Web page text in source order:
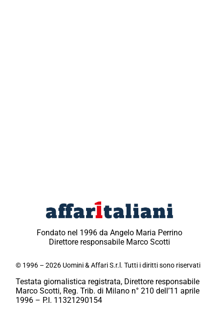
Fondato nel 1996 da Angelo Maria Perrino
Direttore responsabile Marco Scotti
© 1996 – 2026 Uomini & Affari S.r.l. Tutti i diritti sono riservati
Testata giornalistica registrata, Direttore responsabile
Marco Scotti, Reg. Trib. di Milano n° 210 dell’11 aprile
1996 – P.I. 11321290154